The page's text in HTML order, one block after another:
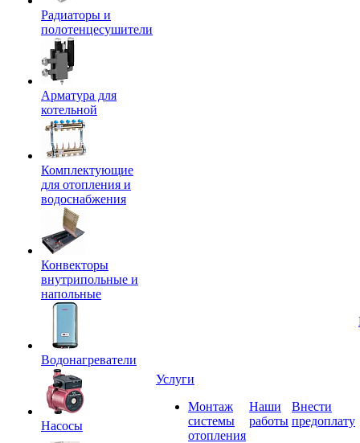
Радиаторы и
полотенцесушители
Арматура для
котельной
Комплектующие
для отопления и
водоснабжения
Конвекторы
внутрипольные и
напольные
Водонагреватели
Насосы
Услуги
Монтаж
системы
отопления
Наши
работы
Внести
предоплату